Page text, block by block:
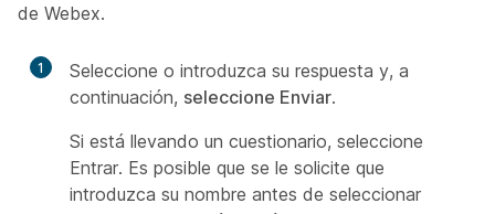
de Webex.
1
Seleccione o introduzca su respuesta y, a
continuación, seleccione Enviar.
Si está llevando un cuestionario, seleccione
Entrar. Es posible que se le solicite que
introduzca su nombre antes de seleccionar